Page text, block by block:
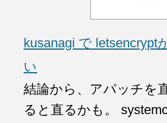
kusanagi で letsencrypt
い
結論から、アパッチを
ると直るかも。